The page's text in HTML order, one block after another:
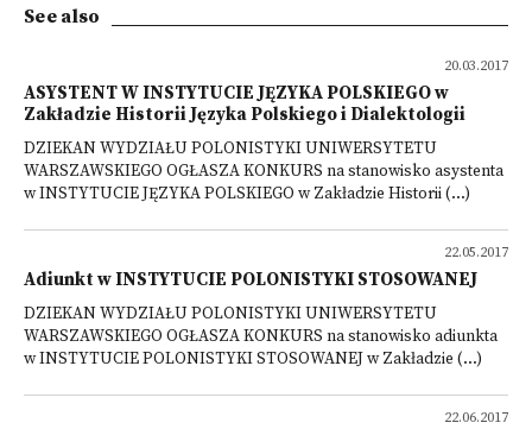
See also
20.03.2017
ASYSTENT W INSTYTUCIE JĘZYKA POLSKIEGO w
Zakładzie Historii Języka Polskiego i Dialektologii
DZIEKAN WYDZIAŁU POLONISTYKI UNIWERSYTETU
WARSZAWSKIEGO OGŁASZA KONKURS na stanowisko asystenta
w INSTYTUCIE JĘZYKA POLSKIEGO w Zakładzie Historii (...)
22.05.2017
Adiunkt w INSTYTUCIE POLONISTYKI STOSOWANEJ
DZIEKAN WYDZIAŁU POLONISTYKI UNIWERSYTETU
WARSZAWSKIEGO OGŁASZA KONKURS na stanowisko adiunkta
w INSTYTUCIE POLONISTYKI STOSOWANEJ w Zakładzie (...)
22.06.2017